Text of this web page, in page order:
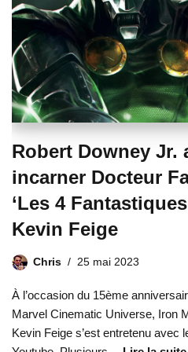
Robert Downey Jr.
incarner Docteur
‘Les 4
Kevin Feige
Chris 25 mai 2023
À l’occasion du 15ème
Marvel Cinematic Universe, Iron
Kevin Feige s’est entretenu avec